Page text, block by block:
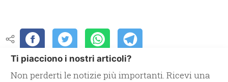
Ti piacciono i nostri articoli?
Non perderti le notizie più importanti. Ricevi una